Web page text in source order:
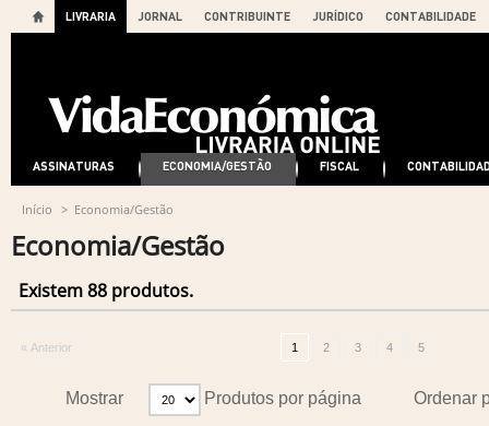
LIVRARIA JORNAL CONTRIBUINTE JURÍDICO CONTABILIDADE
ASSINATURAS ECONOMIA/GESTÃO FISCAL
Início > Economia/Gestão
Economia/Gestão
Existem 88 produtos.
« Anterior 1 2 3 4 5
Ordenar
Mostrar Produtos por página